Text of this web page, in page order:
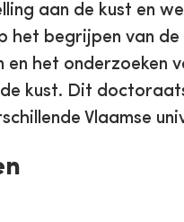
aan de kust en
het begrijpen van de
het onderzoeken
kust. Dit
Vlaamse